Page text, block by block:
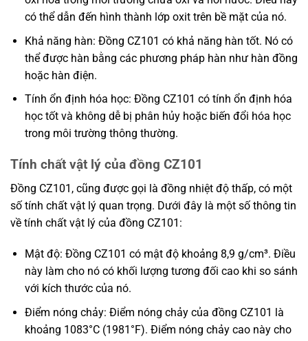
có thể dẫn đến hình thành lớp oxit trên bề mặt của nó.
Khả năng hàn: Đồng CZ101 có khả năng hàn tốt. Nó có
thể được hàn bằng các phương pháp hàn như hàn đồng
hoặc hàn điện.
Tính ổn định hóa học: Đồng CZ101 có tính ổn định hóa
học tốt và không dễ bị phân hủy hoặc biến đổi hóa học
trong môi trường thông thường.
Tính chất vật lý của đồng CZ101
Đồng CZ101, cũng được gọi là đồng nhiệt độ thấp, có một
số tính chất vật lý quan trọng. Dưới đây là một số thông tin
về tính chất vật lý của đồng CZ101:
Mật độ: Đồng CZ101 có mật độ khoảng 8,9 g/cm³. Điều
này làm cho nó có khối lượng tương đối cao khi so sánh
với kích thước của nó.
Điểm nóng chảy: Điểm nóng chảy của đồng CZ101 là
khoảng 1083°C (1981°F). Điểm nóng chảy cao này cho